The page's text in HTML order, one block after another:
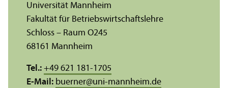
Universität Mannheim
Fakultät für Betriebs­wirtschafts­lehre
Schloss – Raum O245
68161 Mannheim
Tel.: +49 621 181-1705
E-Mail: buerner@uni-mannheim.de